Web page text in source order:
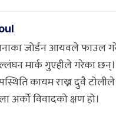
जोर्डन आयवले फाउल
मार्क गुएहीले गरेका
कायम राख्न दुवै
अर्को विवादको क्षण हो।